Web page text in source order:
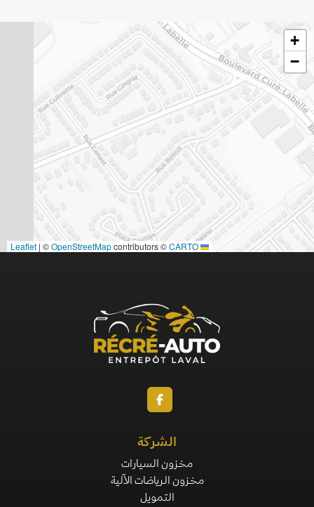
+
−
| ©OpenStreetMapcontributors ©CARTO
الشركة
مخزون السيارات
مخزون الرياضات الآلية
التمويل